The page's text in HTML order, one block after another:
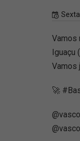
Vamos
Iguaçu
Vamos
🚀